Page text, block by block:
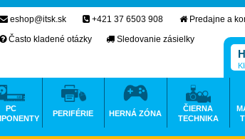
eshop@itsk.sk +421 37 6503 908
Predajne a
Často kladené otázky
Sledovanie zásielky
PC
PERIFÉRIE HERNÁ ZÓNA
ČIERNA
TECHNIKA